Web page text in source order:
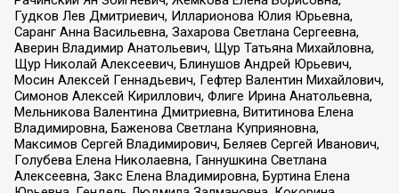
Гудков Лев Дмитриевич, Илларионова Юлия Юрьевна,
Саранг Анна Васильевна, Захарова Светлана Сергеевна,
Аверин Владимир Анатольевич, Щур Татьяна Михайловна,
Щур Николай Алексеевич, Блинушов Андрей Юрьевич,
Мосин Алексей Геннадьевич, Гефтер Валентин Михайлович,
Симонов Алексей Кириллович, Флиге Ирина Анатольевна,
Мельникова Валентина Дмитриевна, Вититинова Елена
Владимировна, Баженова Светлана Куприяновна,
Максимов Сергей Владимирович, Беляев Сергей Иванович,
Голубева Елена Николаевна, Ганнушкина Светлана
Алексеевна, Закс Елена Владимировна, Буртина Елена